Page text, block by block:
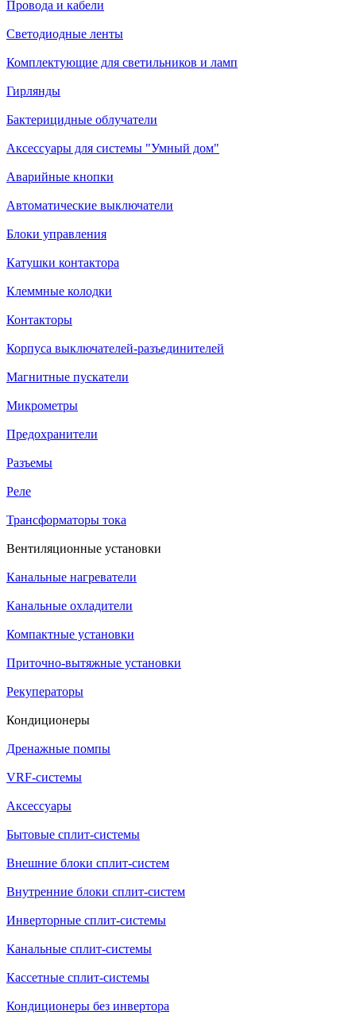
Провода и кабели
Светодиодные ленты
Комплектующие для светильников и ламп
Гирлянды
Бактерицидные облучатели
Аксессуары для системы "Умный дом"
Аварийные кнопки
Автоматические выключатели
Блоки управления
Катушки контактора
Клеммные колодки
Контакторы
Корпуса выключателей-разъединителей
Магнитные пускатели
Микрометры
Предохранители
Разъемы
Реле
Трансформаторы тока
Вентиляционные установки
Канальные нагреватели
Канальные охладители
Компактные установки
Приточно-вытяжные установки
Рекуператоры
Кондиционеры
Дренажные помпы
VRF-системы
Аксессуары
Бытовые сплит-системы
Внешние блоки сплит-систем
Внутренние блоки сплит-систем
Инверторные сплит-системы
Канальные сплит-системы
Кассетные сплит-системы
Кондиционеры без инвертора